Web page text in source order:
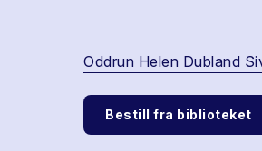
Oddrun Helen Dubland
Bestill fra biblioteket